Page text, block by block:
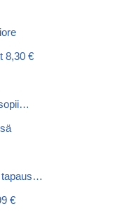
8,30 €
tapaus…
€